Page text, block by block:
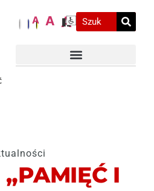
A A A
I